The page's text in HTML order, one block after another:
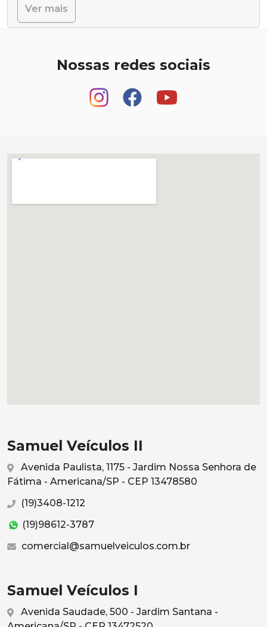
Ver mais
Nossas redes sociais
Samuel Veículos II
Avenida Paulista, 1175 - Jardim Nossa Senhora de
Fátima - Americana/SP - CEP 13478580
(19)3408-1212
(19)98612-3787
comercial@samuelveiculos.com.br
Samuel Veículos I
Avenida Saudade, 500 - Jardim Santana -